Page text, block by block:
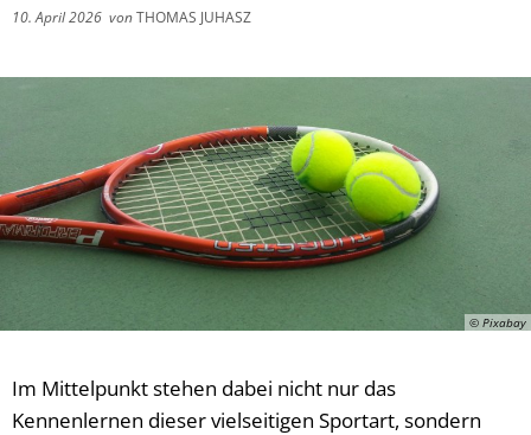
10. April 2026 vonTHOMAS JUHASZ
© Pixabay
Im Mittelpunkt stehen dabei nicht nur das
Kennenlernen dieser vielseitigen Sportart, sondern